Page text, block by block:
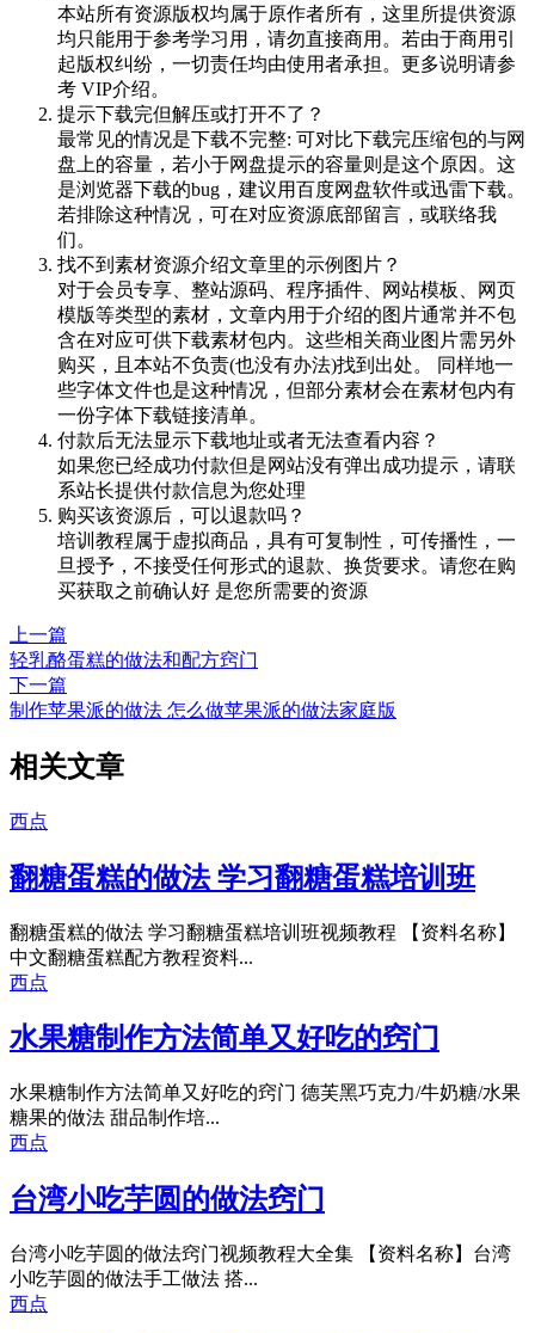
本站所有资源版权均属于原作者所有，这里所提供资源
均只能用于参考学习用，请勿直接商用。若由于商用引
起版权纠纷，一切责任均由使用者承担。更多说明请参
考 VIP介绍。
提示下载完但解压或打开不了？
最常见的情况是下载不完整: 可对比下载完压缩包的与网
盘上的容量，若小于网盘提示的容量则是这个原因。这
是浏览器下载的bug，建议用百度网盘软件或迅雷下载。
若排除这种情况，可在对应资源底部留言，或联络我
们。
找不到素材资源介绍文章里的示例图片？
对于会员专享、整站源码、程序插件、网站模板、网页
模版等类型的素材，文章内用于介绍的图片通常并不包
含在对应可供下载素材包内。这些相关商业图片需另外
购买，且本站不负责(也没有办法)找到出处。 同样地一
些字体文件也是这种情况，但部分素材会在素材包内有
一份字体下载链接清单。
付款后无法显示下载地址或者无法查看内容？
如果您已经成功付款但是网站没有弹出成功提示，请联
系站长提供付款信息为您处理
购买该资源后，可以退款吗？
培训教程属于虚拟商品，具有可复制性，可传播性，一
旦授予，不接受任何形式的退款、换货要求。请您在购
买获取之前确认好 是您所需要的资源
上一篇
轻乳酪蛋糕的做法和配方窍门
下一篇
制作苹果派的做法 怎么做苹果派的做法家庭版
相关文章
西点
翻糖蛋糕的做法 学习翻糖蛋糕培训班
翻糖蛋糕的做法 学习翻糖蛋糕培训班视频教程 【资料名称】
中文翻糖蛋糕配方教程资料...
西点
水果糖制作方法简单又好吃的窍门
水果糖制作方法简单又好吃的窍门 德芙黑巧克力/牛奶糖/水果
糖果的做法 甜品制作培...
西点
台湾小吃芋圆的做法窍门
台湾小吃芋圆的做法窍门视频教程大全集 【资料名称】台湾
小吃芋圆的做法手工做法 搭...
西点